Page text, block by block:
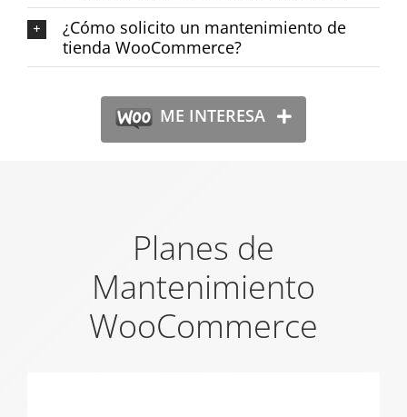
¿Cómo solicito un mantenimiento de
tienda WooCommerce?
ME INTERESA
Planes de
Mantenimiento
WooCommerce